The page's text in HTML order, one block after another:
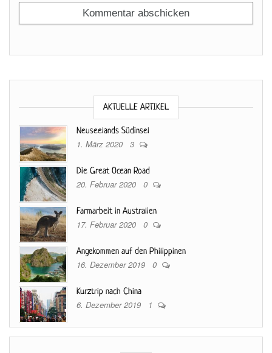
AKTUELLE ARTIKEL
Neuseelands Südinsel
1. März 2020 3
Die Great Ocean Road
20. Februar 2020 0
Farmarbeit in Australien
17. Februar 2020 0
Angekommen auf den Philippinen
16. Dezember 2019 0
Kurztrip nach China
6. Dezember 2019 1